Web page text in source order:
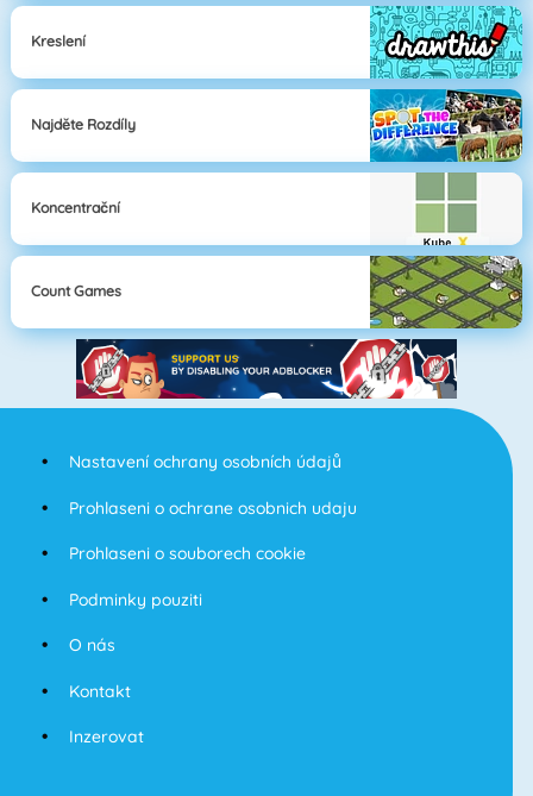
Kreslení
Najděte Rozdíly
Koncentrační
Count Games
Nastavení ochrany osobních údajů
Prohlaseni o ochrane osobnich udaju
Prohlaseni o souborech cookie
Podminky pouziti
O nás
Kontakt
Inzerovat